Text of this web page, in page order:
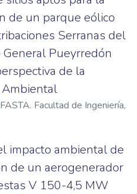
de un parque eólico
Serranas del
Pueyrredón
de la
Facultad de Ingeniería,
impacto ambiental de
de un aerogenerador
V 150-4,5 MW